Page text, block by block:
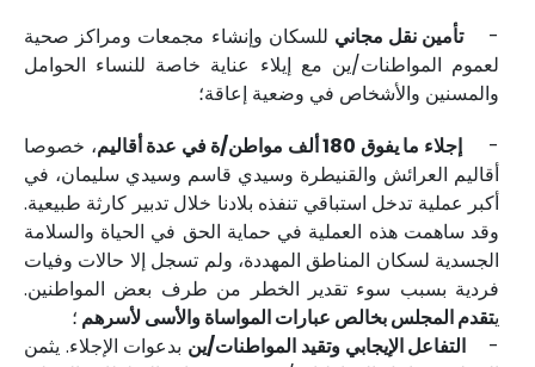
-تأمين نقل مجاني للسكان وإنشاء مجمعات ومراكز صحية
لعموم المواطنات/ين مع إيلاء عناية خاصة للنساء الحوامل
والمسنين والأشخاص في وضعية إعاقة؛
-إجلاء ما يفوق 180 ألف مواطن/ة في عدة أقاليم
، خصوصا
أقاليم العرائش والقنيطرة وسيدي قاسم وسيدي سليمان، في
أكبر عملية تدخل استباقي تنفذه بلادنا خلال تدبير كارثة طبيعية.
وقد ساهمت هذه العملية في حماية الحق في الحياة والسلامة
الجسدية لسكان المناطق المهددة، ولم تسجل إلا حالات وفيات
فردية بسبب سوء تقدير الخطر من طرف بعض المواطنين.
يتقدم المجلس بخالص عبارات المواساة والأسى لأسرهم ؛
- التفاعل الإيجابي وتقيد المواطنات/ين بدعوات الإجلاء. يثمن